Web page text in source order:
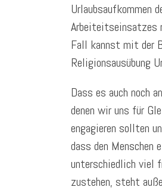
Urlaubsaufkommen
Arbeiteitseinsatzes
Fall kannst mit der
Religionsausübung
Dass es auch noch
denen wir uns für
engagieren sollten
dass den Menschen
unterschiedlich viel
zustehen, steht